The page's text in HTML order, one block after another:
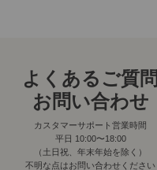
よくあるご質問
お問い合わせ
カスタマーサポート営業時間
平日 10:00〜18:00
（土日祝、年末年始を除く）
不明な点はお問い合わせください